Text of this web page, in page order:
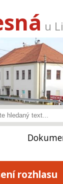
u
rozhlasu